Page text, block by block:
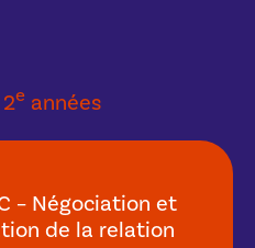
e années
– Négociation et
de la relation